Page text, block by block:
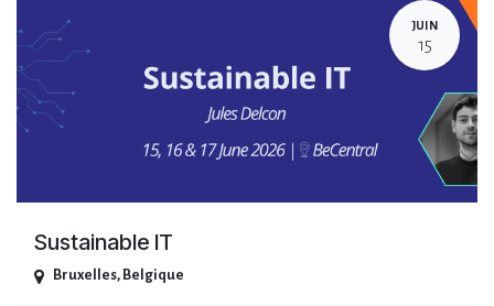
JUIN
15
Sustainable IT
Bruxelles, Belgique